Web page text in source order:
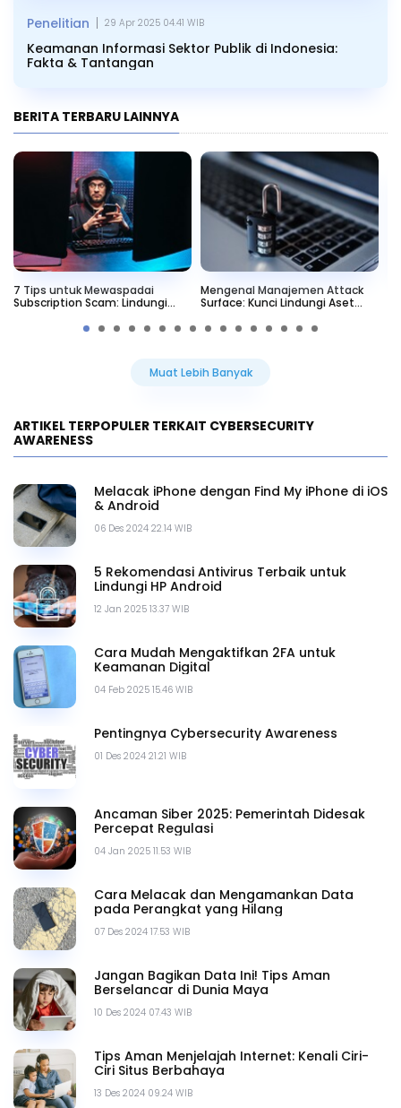
Keamanan Informasi Sektor Publik di Indonesia:
Fakta & Tantangan
Penelitian | 29 Apr 2025 04.41 WIB
BERITA TERBARU LAINNYA
7 Tips untuk Mewaspadai
Subscription Scam: Lindungi
Mengenal Manajemen Attack
Surface: Kunci Lindungi Aset
Muat Lebih Banyak
ARTIKEL TERPOPULER TERKAIT CYBERSECURITY
AWARENESS
06 Des 2024 22.14 WIB
Melacak iPhone dengan Find My iPhone di iOS
& Android
12 Jan 2025 13.37 WIB
5 Rekomendasi Antivirus Terbaik untuk
Lindungi HP Android
04 Feb 2025 15.46 WIB
Cara Mudah Mengaktifkan 2FA untuk
Keamanan Digital
01 Des 2024 21.21 WIB
Pentingnya Cybersecurity Awareness
04 Jan 2025 11.53 WIB
Ancaman Siber 2025: Pemerintah Didesak
Percepat Regulasi
07 Des 2024 17.53 WIB
Cara Melacak dan Mengamankan Data
pada Perangkat yang Hilang
10 Des 2024 07.43 WIB
Jangan Bagikan Data Ini! Tips Aman
Berselancar di Dunia Maya
13 Des 2024 09.24 WIB
Tips Aman Menjelajah Internet: Kenali Ciri-
Ciri Situs Berbahaya